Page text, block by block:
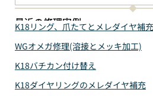
最近の修理実例
K18リング、爪たてとメレダイヤ補充
WGオメガ修理(溶接とメッキ加工)
K18バチカン付け替え
K18ダイヤリングのメレダイヤ補充